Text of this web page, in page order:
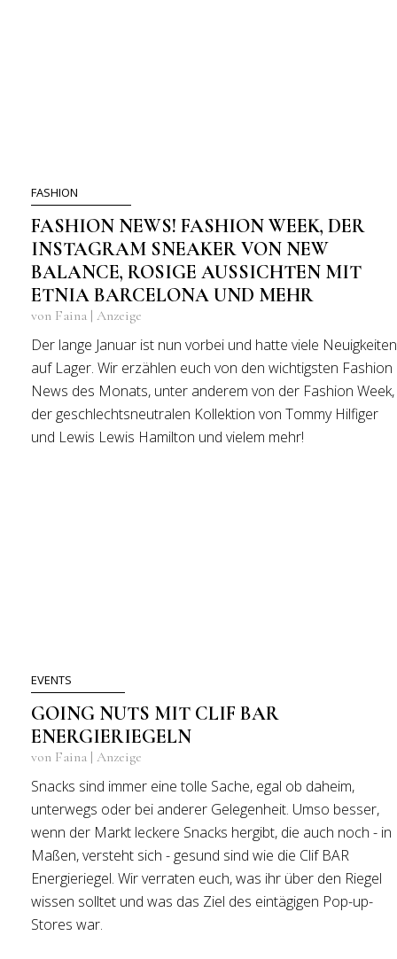
FASHION
FASHION NEWS! FASHION WEEK, DER
INSTAGRAM SNEAKER VON NEW
BALANCE, ROSIGE AUSSICHTEN MIT
ETNIA BARCELONA UND MEHR
von Faina | Anzeige
Der lange Januar ist nun vorbei und hatte viele Neuigkeiten
auf Lager. Wir erzählen euch von den wichtigsten Fashion
News des Monats, unter anderem von der Fashion Week,
der geschlechtsneutralen Kollektion von Tommy Hilfiger
und Lewis Lewis Hamilton und vielem mehr!
EVENTS
GOING NUTS MIT CLIF BAR
ENERGIERIEGELN
von Faina | Anzeige
Snacks sind immer eine tolle Sache, egal ob daheim,
unterwegs oder bei anderer Gelegenheit. Umso besser,
wenn der Markt leckere Snacks hergibt, die auch noch - in
Maßen, versteht sich - gesund sind wie die Clif BAR
Energieriegel. Wir verraten euch, was ihr über den Riegel
wissen solltet und was das Ziel des eintägigen Pop-up-
Stores war.